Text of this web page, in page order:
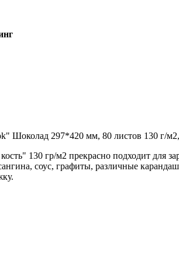
Шоколад 297*420 мм, 80 листов 130 г/
130 гр/м2 прекрасно подходит для
соус, графиты, различные